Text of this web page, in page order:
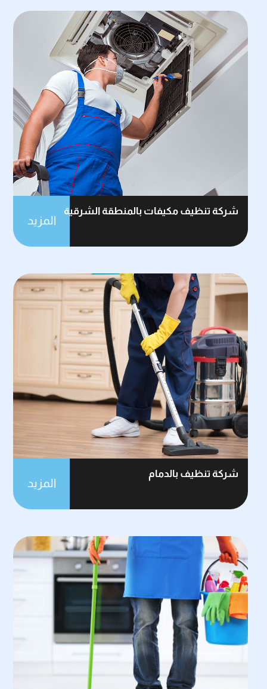
شركة تنظيف مكيفات بالمنطقة الشرقية
المزيد
شركة تنظيف بالدمام
المزيد